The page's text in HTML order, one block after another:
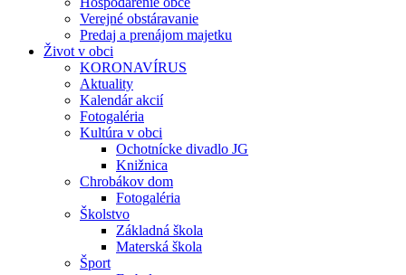
Verejné obstáravanie
Predaj a prenájom majetku
Život v obci
KORONAVÍRUS
Aktuality
Kalendár akcií
Fotogaléria
Kultúra v obci
Ochotnícke divadlo JG
Knižnica
Chrobákov dom
Fotogaléria
Školstvo
Základná škola
Materská škola
Šport